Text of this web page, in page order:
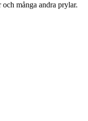
många andra prylar.